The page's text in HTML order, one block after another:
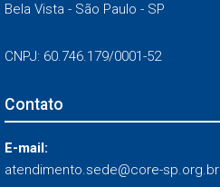
Bela Vista - São Paulo - SP
CNPJ: 60.746.179/0001-52
Contato
E-mail:
atendimento.sede@core-sp.org.br